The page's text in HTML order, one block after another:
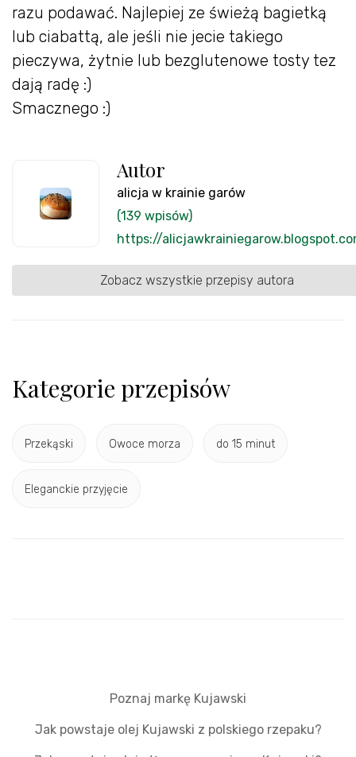
razu podawać. Najlepiej ze świeżą bagietką
lub ciabattą, ale jeśli nie jecie takiego
pieczywa, żytnie lub bezglutenowe tosty tez
dają radę :)
Smacznego :)
Autor
alicja w krainie garów
(139 wpisów)
https://
Zobacz wszystkie przepisy autora
Kategorie przepisów
Przekąski Owoce morza do 15 minut
Eleganckie przyjęcie
Poznaj markę Kujawski
Jak powstaje olej Kujawski z polskiego rzepaku?